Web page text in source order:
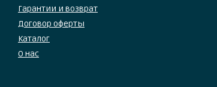
Гарантии и возврат
Договор оферты
Каталог
О нас